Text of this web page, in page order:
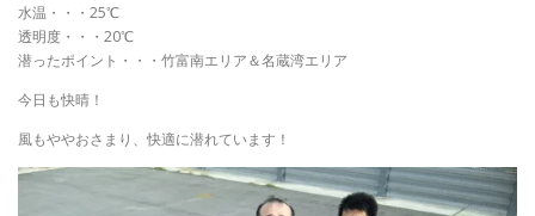
水温・・・25℃
透明度・・・20℃
潜ったポイント・・・竹富南エリア＆名蔵湾エリア
今日も快晴！
風もややおさまり、快適に潜れています！